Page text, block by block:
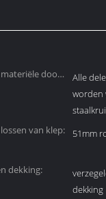
door
Alle
worden
van klep: 51mm
dekking:
dekking